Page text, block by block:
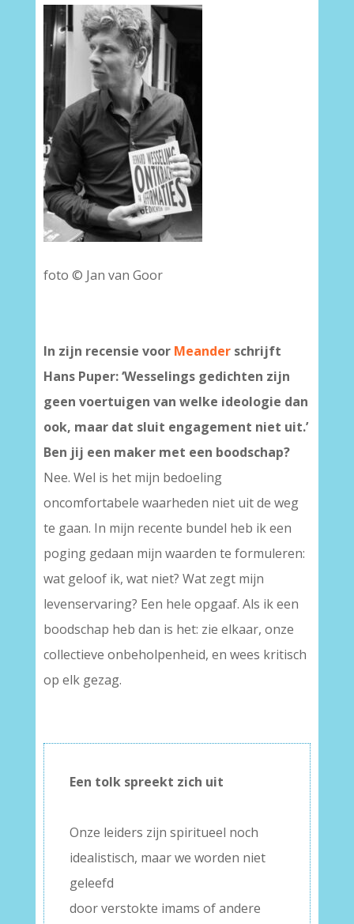
foto © Jan van Goor
In zijn recensie voorMeanderschrijft
Hans Puper: ‘Wesselings gedichten zijn
geen voertuigen van welke ideologie dan
ook, maar dat sluit engagement niet uit.’
Ben jij een maker met een boodschap?
Nee. Wel is het mijn bedoeling
oncomfortabele waarheden niet uit de weg
te gaan. In mijn recente bundel heb ik een
poging gedaan mijn waarden te formuleren:
wat geloof ik, wat niet? Wat zegt mijn
levenservaring? Een hele opgaaf. Als ik een
boodschap heb dan is het: zie elkaar, onze
collectieve onbeholpenheid, en wees kritisch
op elk gezag.
Een tolk spreekt zich uit
Onze leiders zijn spiritueel noch
idealistisch, maar we worden niet
geleefd
door verstokte imams of andere